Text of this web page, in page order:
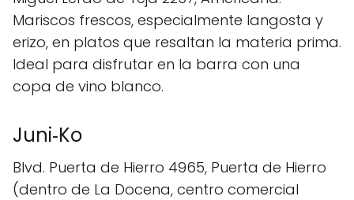
Mariscos frescos, especialmente langosta y
erizo, en platos que resaltan la materia prima.
Ideal para disfrutar en la barra con una
copa de vino blanco.
Juni‑Ko
Blvd. Puerta de Hierro 4965, Puerta de Hierro
(dentro de La Docena, centro comercial